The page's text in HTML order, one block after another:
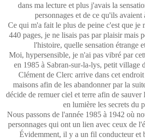
dans ma lecture et plus j'avais la
personnages et de ce qu'ils avaient
Ce qui m'a fait le plus de peine c'est que je
440 pages, je ne lisais pas par plaisir mais
l'histoire, quelle sensation étrange
Moi, hypersensible, je n'ai pas vibré par
en 1985 à Sabran-sur-la-lys, petit village
Clément de Clerc arrive dans cet endroit
maisons afin de les abandonner par la
décide de remuer ciel et terre afin de
en lumière les secrets du
Nous passons de l'année 1985 à 1942 où
personnages qui ont un lien avec ceux de
Évidemment, il y a un fil conducteur et